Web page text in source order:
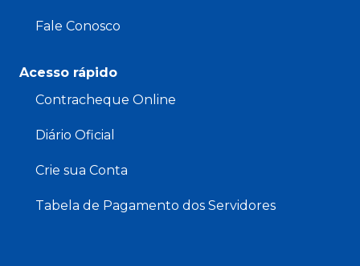
Fale Conosco
Acesso rápido
Contracheque Online
Diário Oficial
Crie sua Conta
Tabela de Pagamento dos Servidores